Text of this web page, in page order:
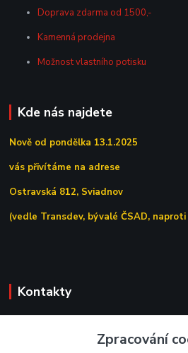
Doprava zdarma od 1500,-
Kamenná prodejna
Možnost vlastního potisku
Kde nás najdete
Nově od pondělka 13.1.2025
vás přivítáme na adrese
Ostravská 812, Sviadnov
(vedle Transdev, bývalé ČSAD, naproti
Kontakty
Zpracování